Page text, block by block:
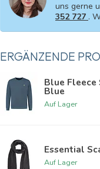
uns gerne
352 727 .
ERGÄNZENDE
Blue Fleece
Blue
Auf Lager
Essential
Auf Lager